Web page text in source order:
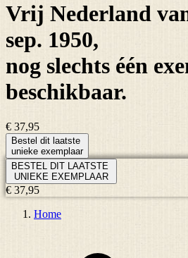
Vrij Nederland
sep. 1950,
nog slechts één
beschikbaar.
€ 37,95
Bestel dit laatste
unieke exemplaar
BESTEL DIT LAATSTE
UNIEKE EXEMPLAAR
€ 37,95
Home